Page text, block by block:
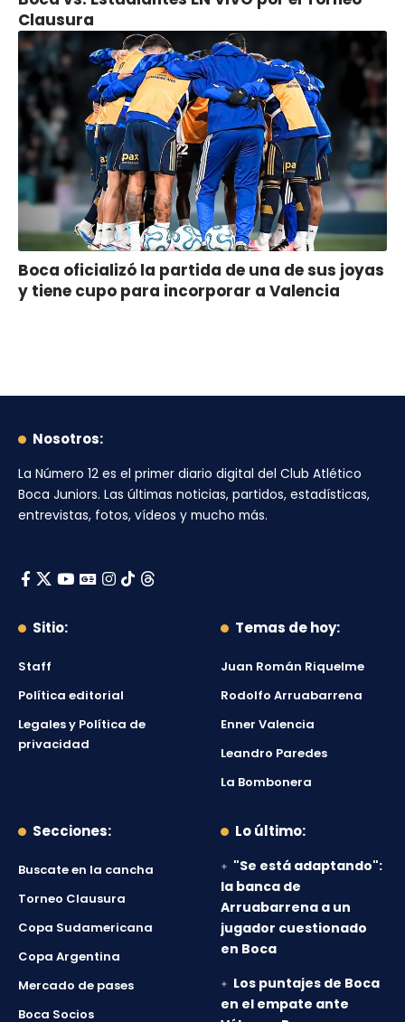
Clausura
Boca oficializó la partida de una de sus joyas
y tiene cupo para incorporar a Valencia
Nosotros:
La Número 12 es el primer diario digital del Club Atlético
Boca Juniors. Las últimas noticias, partidos, estadísticas,
entrevistas, fotos, vídeos y mucho más.
Sitio:
Staff
Política editorial
Legales y Política de
privacidad
Temas de hoy:
Juan Román Riquelme
Rodolfo Arruabarrena
Enner Valencia
Leandro Paredes
La Bombonera
Secciones:
Buscate en la cancha
Torneo Clausura
Copa Sudamericana
Copa Argentina
Mercado de pases
Boca Socios
Lo último:
"Se está adaptando":
la banca de
Arruabarrena a un
jugador cuestionado
en Boca
Los puntajes de Boca
en el empate ante